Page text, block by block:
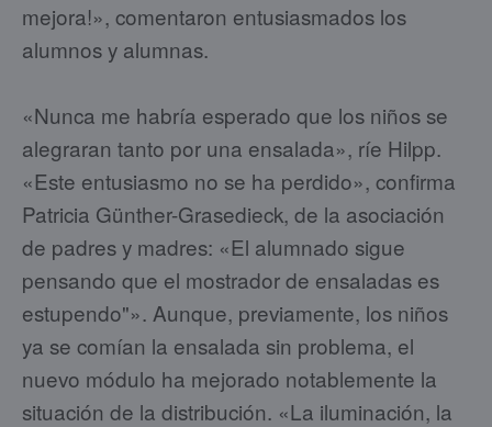
mejora!», comentaron entusiasmados los
alumnos y alumnas.
«Nunca me habría esperado que los niños se
alegraran tanto por una ensalada», ríe Hilpp.
«Este entusiasmo no se ha perdido», confirma
Patricia Günther-Grasedieck, de la asociación
de padres y madres: «El alumnado sigue
pensando que el mostrador de ensaladas es
estupendo"». Aunque, previamente, los niños
ya se comían la ensalada sin problema, el
nuevo módulo ha mejorado notablemente la
situación de la distribución. «La iluminación, la